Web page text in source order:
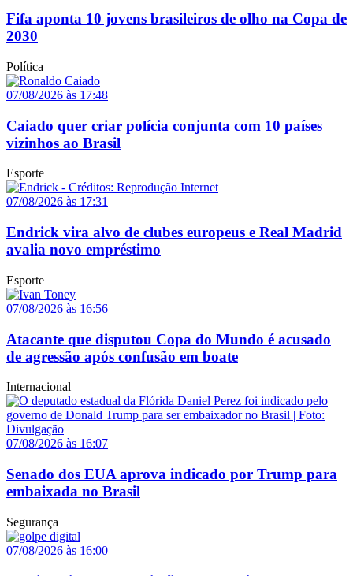
Fifa aponta 10 jovens brasileiros de olho na Copa de
2030
Política
07/08/2026 às 17:48
Caiado quer criar polícia conjunta com 10 países
vizinhos ao Brasil
Esporte
07/08/2026 às 17:31
Endrick vira alvo de clubes europeus e Real Madrid
avalia novo empréstimo
Esporte
07/08/2026 às 16:56
Atacante que disputou Copa do Mundo é acusado
de agressão após confusão em boate
Internacional
07/08/2026 às 16:07
Senado dos EUA aprova indicado por Trump para
embaixada no Brasil
Segurança
07/08/2026 às 16:00